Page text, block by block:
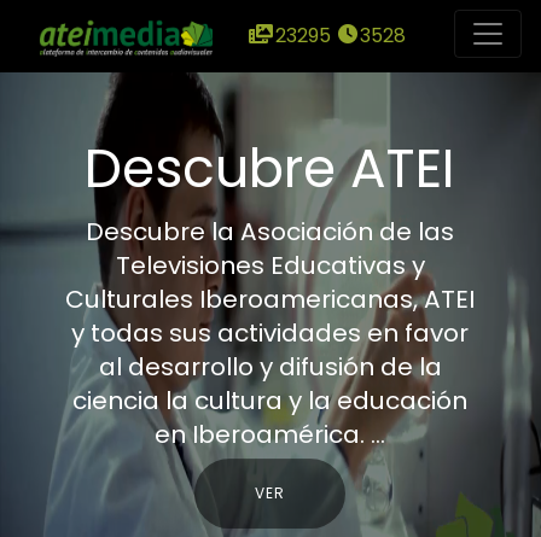
23295 3528
Descubre ATEI
Descubre la Asociación de las
Televisiones Educativas y
Culturales Iberoamericanas, ATEI
y todas sus actividades en favor
al desarrollo y difusión de la
ciencia la cultura y la educación
en Iberoamérica. ...
VER